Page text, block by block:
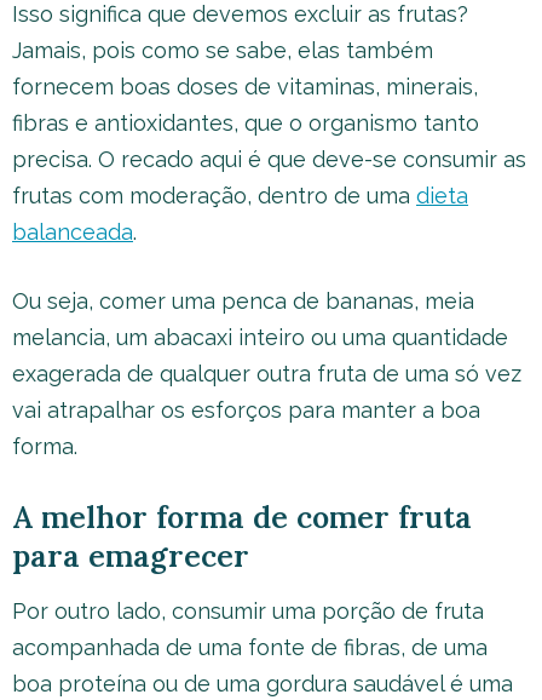
Isso significa que devemos excluir as frutas?
Jamais, pois como se sabe, elas também
fornecem boas doses de vitaminas, minerais,
fibras e antioxidantes, que o organismo tanto
precisa. O recado aqui é que deve-se consumir as
frutas com moderação, dentro de uma dieta
balanceada.
Ou seja, comer uma penca de bananas, meia
melancia, um abacaxi inteiro ou uma quantidade
exagerada de qualquer outra fruta de uma só vez
vai atrapalhar os esforços para manter a boa
forma.
A melhor forma de comer fruta
para emagrecer
Por outro lado, consumir uma porção de fruta
acompanhada de uma fonte de fibras, de uma
boa proteína ou de uma gordura saudável é uma